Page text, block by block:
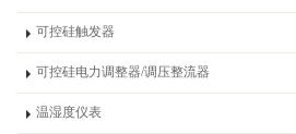
可控硅触发器
可控硅电力调整器/调压整流器
温湿度仪表